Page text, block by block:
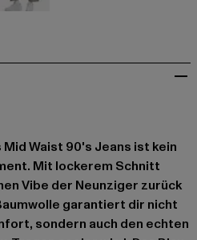
Waist 90's Jeans ist kein
Mit lockerem Schnitt
Vibe der Neunziger zurück
garantiert dir nicht
sondern auch den echten